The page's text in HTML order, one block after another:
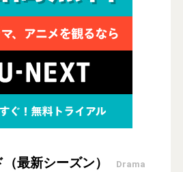
最新シーズン） Drama